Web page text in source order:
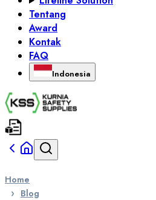
Tentang
Award
Kontak
FAQ
Indonesia
Home
Blog